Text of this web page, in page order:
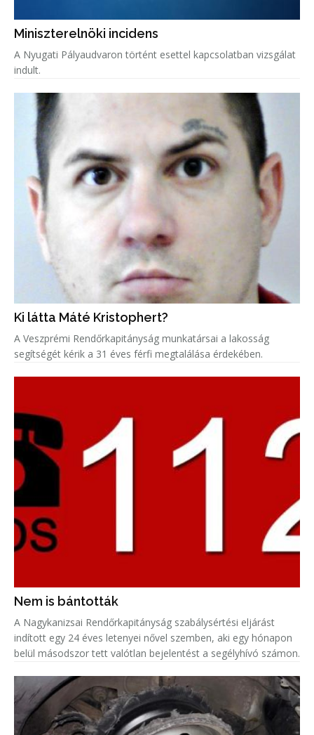
Miniszterelnöki incidens
A Nyugati Pályaudvaron történt esettel kapcsolatban vizsgálat
indult.
Ki látta Máté Kristophert?
A Veszprémi Rendőrkapitányság munkatársai a lakosság
segítségét kérik a 31 éves férfi megtalálása érdekében.
Nem is bántották
A Nagykanizsai Rendőrkapitányság szabálysértési eljárást
indított egy 24 éves letenyei nővel szemben, aki egy hónapon
belül másodszor tett valótlan bejelentést a segélyhívó számon.